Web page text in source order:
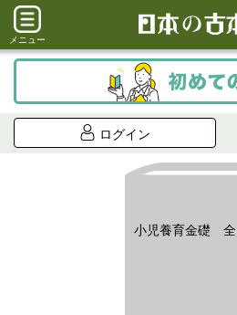
メニュー
ログイン
小児養育金礎 全